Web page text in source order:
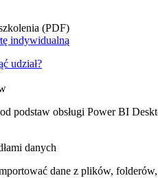
(PDF)
indywidualną
udział?
podstaw obsługi Power BI
danych
dane z plików,